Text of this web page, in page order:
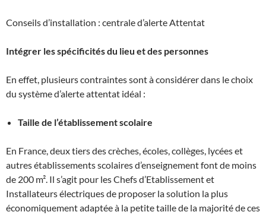
Conseils d’installation : centrale d’alerte Attentat
Intégrer les spécificités du lieu et des personnes
En effet, plusieurs contraintes sont à considérer dans le choix
du système d’alerte attentat idéal :
Taille de l’établissement scolaire
En France, deux tiers des crèches, écoles, collèges, lycées et
autres établissements scolaires d’enseignement font de moins
de 200 m². Il s’agit pour les Chefs d’Etablissement et
Installateurs électriques de proposer la solution la plus
économiquement adaptée à la petite taille de la majorité de ces